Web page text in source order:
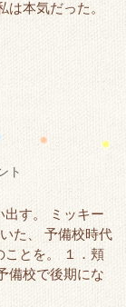
本気だった。
ト
出す。 ミッキー
た、 予備校時代
ことを。 １．頬
備校で後期にな